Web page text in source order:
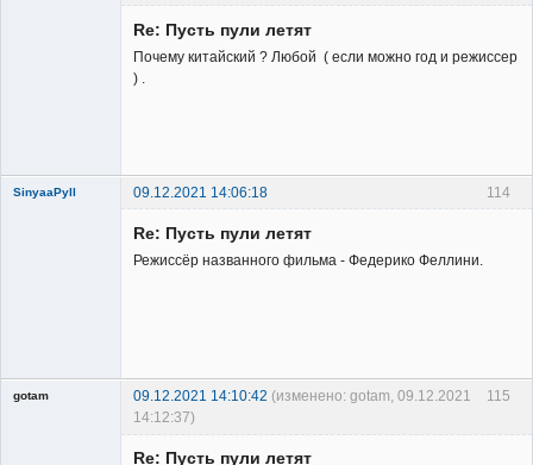
Re: Пусть пули летят
Почему китайский ? Любой ( если можно год и режиссер
) .
114
SinyaaPyll 09.12.2021 14:06:18
Re: Пусть пули летят
Режиссёр названного фильма - Федерико Феллини.
115
gotam 09.12.2021 14:10:42 (изменено: gotam, 09.12.2021
14:12:37)
Re: Пусть пули летят